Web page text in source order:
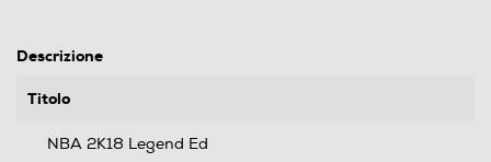
Descrizione
Titolo
NBA 2K18 Legend Ed